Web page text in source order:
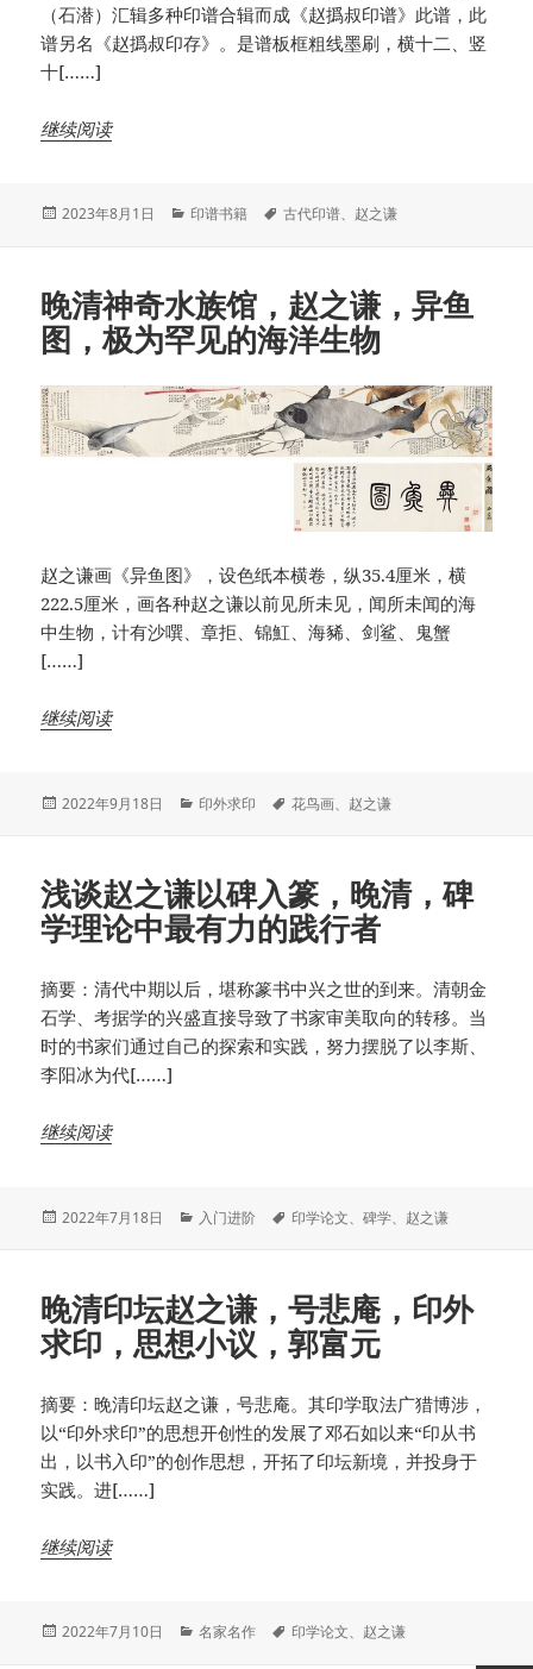
（石潜）汇辑多种印谱合辑而成《赵撝叔印谱》此谱，此
谱另名《赵撝叔印存》。是谱板框粗线墨刷，横十二、竖
十[……]
继续阅读
发
2023年8月1日
分
印谱书籍
标
古代印谱、赵之谦
晚清神奇水族馆，赵之谦，异鱼
图，极为罕见的海洋生物
赵之谦画《异鱼图》，设色纸本横卷，纵35.4厘米，横
222.5厘米，画各种赵之谦以前见所未见，闻所未闻的海
中生物，计有沙噀、章拒、锦魟、海豨、剑鲨、鬼蟹
[……]
继续阅读
发
2022年9月18日
分
印外求印
标
花鸟画、 赵之谦
浅谈赵之谦以碑入篆，晚清，碑
学理论中最有力的践行者
摘要：清代中期以后，堪称篆书中兴之世的到来。清朝金
石学、考据学的兴盛直接导致了书家审美取向的转移。当
时的书家们通过自己的探索和实践，努力摆脱了以李斯、
李阳冰为代[……]
继续阅读
发
2022年7月18日
分
入门进阶
标
印学论文、碑学、 赵之谦
晚清印坛赵之谦，号悲庵，印外
求印，思想小议，郭富元
摘要：晚清印坛赵之谦，号悲庵。其印学取法广猎博涉，
以“印外求印”的思想开创性的发展了邓石如以来“印从书
出，以书入印”的创作思想，开拓了印坛新境，并投身于
实践。进[……]
继续阅读
发
2022年7月10日
分
名家名作
标
印学论文、 赵之谦